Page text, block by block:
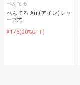
ぺんてる
ぺんてる Ain(アイン)シャ
ープ芯
¥176(20%OFF)